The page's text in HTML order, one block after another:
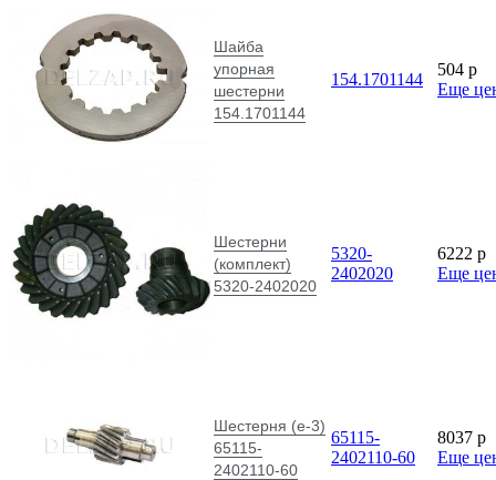
Шайба
упорная
шестерни
154.1701144
154.1701144
504 p
Еще
Шестерни
(комплект)
5320-2402020
5320-
2402020
6222 p
Еще
Шестерня (е-3)
65115-
2402110-60
65115-
2402110-60
8037 p
Еще